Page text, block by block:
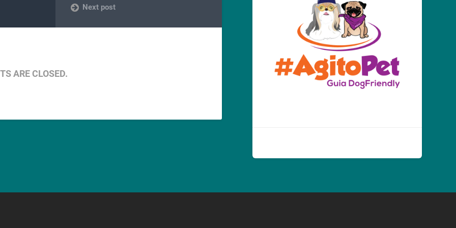
Next post
ARE CLOSED.